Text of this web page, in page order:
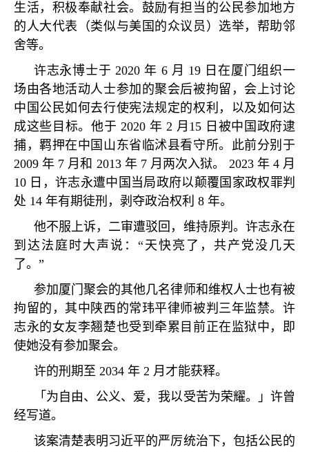
生活，积极奉献社会。鼓励有担当的公民参加地方
的人大代表（类似与美国的众议员）选举，帮助邻
舍等。
许志永博士于 2020年 6 月 19 日在厦门组织一
场由各地活动人士参加的聚会后被拘留，会上讨论
中国公民如何去行使宪法规定的权利，以及如何达
成这些目标。他于 2020 年 2 月 15 日被中国政府逮
捕，羁押在中国山东省临沭县看守所。此前分别于
2009年 7 月和 2013 年7 月两次入狱。 2023 年4 月
10 日，许志永遭中国当局政府以颠覆国家政权罪判
处 14 年有期徒刑，剥夺政治权利 8 年。
他不服上诉，二审遭驳回，维持原判。许志永在
到达法庭时大声说： “天快亮了，共产党没几天
了。 ”
参加厦门聚会的其他几名律师和维权人士也有被
拘留的，其中陕西的常玮平律师被判三年监禁。许
志永的女友李翘楚也受到牵累目前正在监狱中，即
使她没有参加聚会。
许的刑期至 2034 年2 月才能获释。
「为自由、公义、爱，我以受苦为荣耀。」许曾
经写道。
该案清楚表明习近平的严厉统治下，包括公民的